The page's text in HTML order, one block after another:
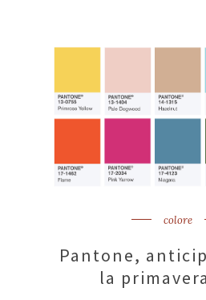
colore
Pantone,
la